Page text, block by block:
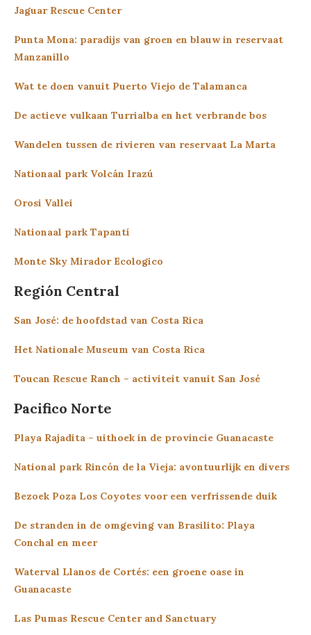
Jaguar Rescue Center
Punta Mona: paradijs van groen en blauw in reservaat
Manzanillo
Wat te doen vanuit Puerto Viejo de Talamanca
De actieve vulkaan Turrialba en het verbrande bos
Wandelen tussen de rivieren van reservaat La Marta
Nationaal park Volcán Irazú
Orosi Vallei
Nationaal park Tapantí
Monte Sky Mirador Ecologico
Región Central
San José: de hoofdstad van Costa Rica
Het Nationale Museum van Costa Rica
Toucan Rescue Ranch – activiteit vanuit San José
Pacifico Norte
Playa Rajadita – uithoek in de provincie Guanacaste
National park Rincón de la Vieja: avontuurlijk en divers
Bezoek Poza Los Coyotes voor een verfrissende duik
De stranden in de omgeving van Brasilito: Playa
Conchal en meer
Waterval Llanos de Cortés: een groene oase in
Guanacaste
Las Pumas Rescue Center and Sanctuary